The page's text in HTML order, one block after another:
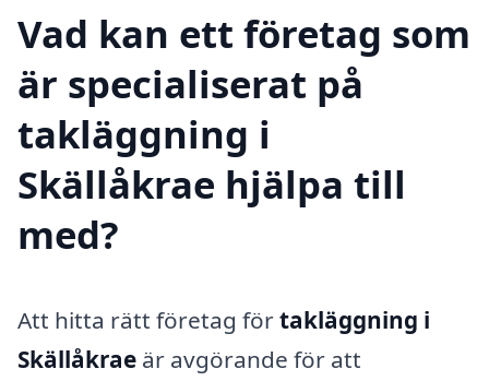
Vad kan ett företag som
är specialiserat på
takläggning i
Skällåkrae hjälpa till
med?
Att hitta rätt företag förtakläggning i
Skällåkrae är avgörande för att